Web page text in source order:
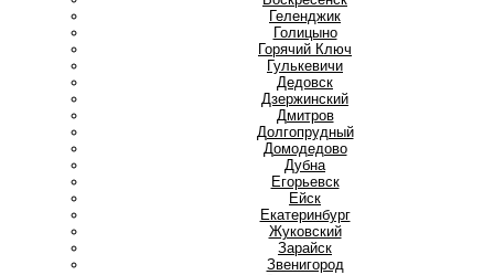
Геленджик
Голицыно
Горячий Ключ
Гулькевичи
Дедовск
Дзержинский
Дмитров
Долгопрудный
Домодедово
Дубна
Егорьевск
Ейск
Екатеринбург
Жуковский
Зарайск
Звенигород